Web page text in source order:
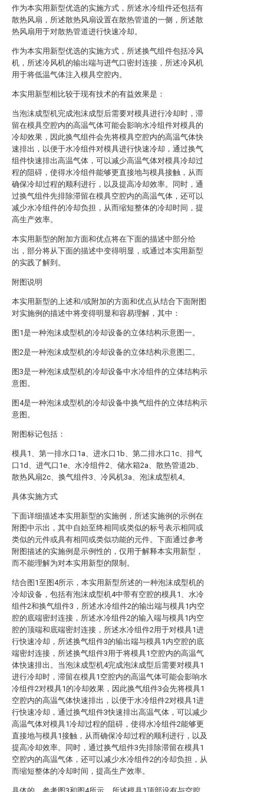
作为本实用新型优选的实施方式，所述水冷组件还包括有
散热风扇，所述散热风扇设置在散热管道的一侧，所述散
热风扇用于对散热管道进行快速冷却。
作为本实用新型优选的实施方式，所述换气组件包括冷风
机，所述冷风机的输出端与进气口密封连接，所述冷风机
用于将低温气体注入模具空腔内。
本实用新型相比较于现有技术的有益效果是：
当泡沫成型机完成泡沫成型后需要对模具进行冷却时，滞
留在模具空腔内的高温气体可能会影响水冷组件对模具的
冷却效果，因此换气组件会先将模具空腔内的高温气体快
速排出，以便于水冷组件对模具进行快速冷却，通过换气
组件快速排出高温气体，可以减少高温气体对模具冷却过
程的阻碍，使得水冷组件能够更直接地与模具接触，从而
确保冷却过程的顺利进行，以及提高冷却效率。同时，通
过换气组件先排除滞留在模具空腔内的高温气体，还可以
减少水冷组件的冷却负担，从而缩短整体的冷却时间，提
高生产效率。
本实用新型的附加方面和优点将在下面的描述中部分给
出，部分将从下面的描述中变得明显，或通过本实用新型
的实践了解到。
附图说明
本实用新型的上述和/或附加的方面和优点从结合下面附图
对实施例的描述中将变得明显和容易理解，其中：
图1是一种泡沫成型机的冷却设备的立体结构示意图一。
图2是一种泡沫成型机的冷却设备的立体结构示意图二。
图3是一种泡沫成型机的冷却设备中水冷组件的立体结构示
意图。
图4是一种泡沫成型机的冷却设备中换气组件的立体结构示
意图。
附图标记包括：
模具1、第一排水口1a、进水口1b、第二排水口1c、排气
口1d、进气口1e、水冷组件2、储水箱2a、散热管道2b、
散热风扇2c、换气组件3、冷风机3a、泡沫成型机4。
具体实施方式
下面详细描述本实用新型的实施例，所述实施例的示例在
附图中示出，其中自始至终相同或类似的标号表示相同或
类似的元件或具有相同或类似功能的元件。下面通过参考
附图描述的实施例是示例性的，仅用于解释本实用新型，
而不能理解为对本实用新型的限制。
结合图1至图4所示，本实用新型所述的一种泡沫成型机的
冷却设备，包括有泡沫成型机4中带有空腔的模具1、水冷
组件2和换气组件3，所述水冷组件2的输出端与模具1内空
腔的底端密封连接，所述水冷组件2的输入端与模具1内空
腔的顶端和底端密封连接，所述水冷组件2用于对模具1进
行快速冷却，所述换气组件3的输出端与模具1内空腔的底
端密封连接，所述换气组件3用于将模具1空腔内的高温气
体快速排出。当泡沫成型机4完成泡沫成型后需要对模具1
进行冷却时，滞留在模具1空腔内的高温气体可能会影响水
冷组件2对模具1的冷却效果，因此换气组件3会先将模具1
空腔内的高温气体快速排出，以便于水冷组件2对模具1进
行快速冷却，通过换气组件3快速排出高温气体，可以减少
高温气体对模具1冷却过程的阻碍，使得水冷组件2能够更
直接地与模具1接触，从而确保冷却过程的顺利进行，以及
提高冷却效率。同时，通过换气组件3先排除滞留在模具1
空腔内的高温气体，还可以减少水冷组件2的冷却负担，从
而缩短整体的冷却时间，提高生产效率。